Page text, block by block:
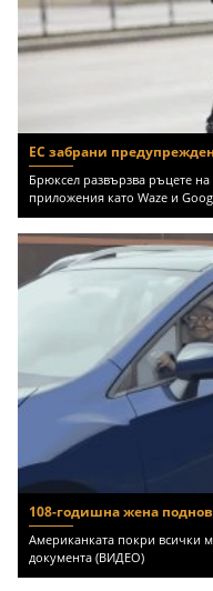
ЕС забрани
Брюксел развързва ръцете
приложения като Waze и
108-годишна жена
Американката покри всички
документа (ВИДЕО)